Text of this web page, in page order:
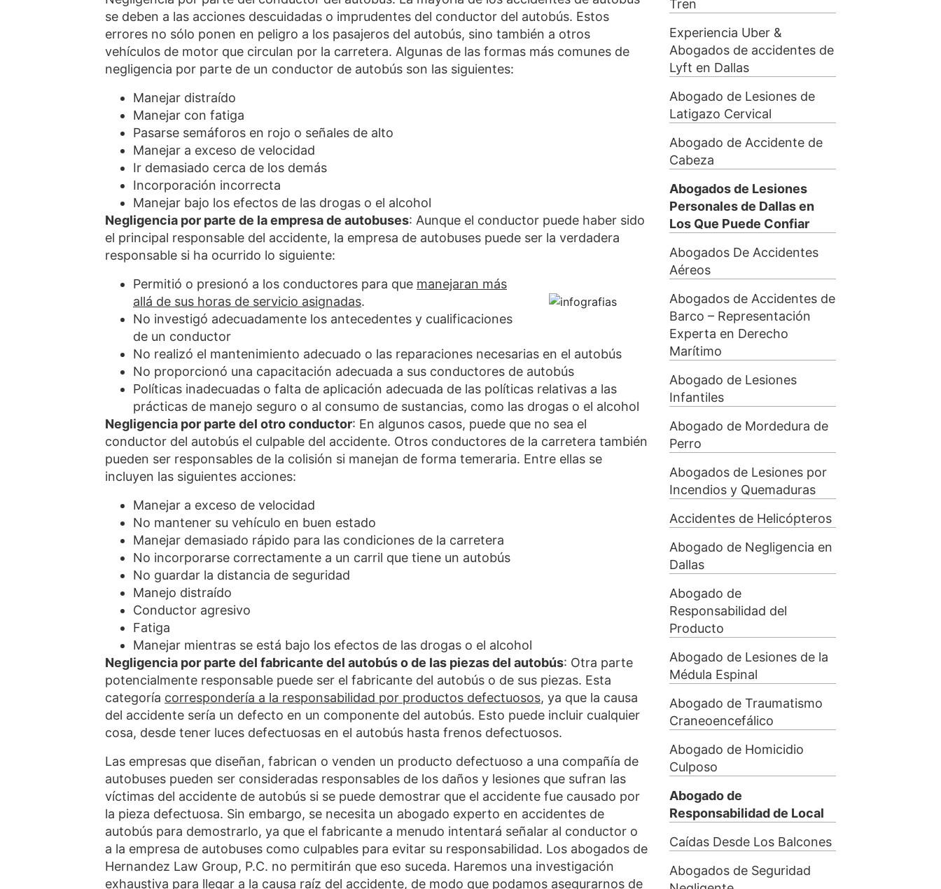
se deben a las acciones descuidadas o imprudentes del conductor del autobús. Estos
errores no sólo ponen en peligro a los pasajeros del autobús, sino también a otros
vehículos de motor que circulan por la carretera. Algunas de las formas más comunes de
negligencia por parte de un conductor de autobús son las siguientes:
Manejar distraído
Manejar con fatiga
Pasarse semáforos en rojo o señales de alto
Manejar a exceso de velocidad
Ir demasiado cerca de los demás
Incorporación incorrecta
Manejar bajo los efectos de las drogas o el alcohol
Negligencia por parte de la empresa de autobuses: Aunque el conductor puede haber sido
el principal responsable del accidente, la empresa de autobuses puede ser la verdadera
responsable si ha ocurrido lo siguiente:
Permitió o presionó a los conductores para que manejaran más
allá de sus horas de servicio asignadas.
No investigó adecuadamente los antecedentes y cualificaciones
de un conductor
No realizó el mantenimiento adecuado o las reparaciones necesarias en el autobús
No proporcionó una capacitación adecuada a sus conductores de autobús
Políticas inadecuadas o falta de aplicación adecuada de las políticas relativas a las
prácticas de manejo seguro o al consumo de sustancias, como las drogas o el alcohol
Negligencia por parte del otro conductor: En algunos casos, puede que no sea el
conductor del autobús el culpable del accidente. Otros conductores de la carretera también
pueden ser responsables de la colisión si manejan de forma temeraria. Entre ellas se
incluyen las siguientes acciones:
Manejar a exceso de velocidad
No mantener su vehículo en buen estado
Manejar demasiado rápido para las condiciones de la carretera
No incorporarse correctamente a un carril que tiene un autobús
No guardar la distancia de seguridad
Manejo distraído
Conductor agresivo
Fatiga
Manejar mientras se está bajo los efectos de las drogas o el alcohol
Negligencia por parte del fabricante del autobús o de las piezas del autobús: Otra parte
potencialmente responsable puede ser el fabricante del autobús o de sus piezas. Esta
categoría correspondería a la responsabilidad por productos defectuosos, ya que la causa
del accidente sería un defecto en un componente del autobús. Esto puede incluir cualquier
cosa, desde tener luces defectuosas en el autobús hasta frenos defectuosos.
Las empresas que diseñan, fabrican o venden un producto defectuoso a una compañía de
autobuses pueden ser consideradas responsables de los daños y lesiones que sufran las
víctimas del accidente de autobús si se puede demostrar que el accidente fue causado por
la pieza defectuosa. Sin embargo, se necesita un abogado experto en accidentes de
autobús para demostrarlo, ya que el fabricante a menudo intentará señalar al conductor o
a la empresa de autobuses como culpables para evitar su responsabilidad. Los abogados de
Hernandez Law Group, P.C. no permitirán que eso suceda. Haremos una investigación
exhaustiva para llegar a la causa raíz del accidente, de modo que podamos asegurarnos de
Tren
Experiencia Uber &
Abogados de accidentes de
Lyft en Dallas
Abogado de Lesiones de
Latigazo Cervical
Abogado de Accidente de
Cabeza
Abogados de Lesiones
Personales de Dallas en
Los Que Puede Confiar
Abogados De Accidentes
Aéreos
Abogados de Accidentes de
Barco – Representación
Experta en Derecho
Marítimo
Abogado de Lesiones
Infantiles
Abogado de Mordedura de
Perro
Abogados de Lesiones por
Incendios y Quemaduras
Accidentes de Helicópteros
Abogado de Negligencia en
Dallas
Abogado de
Responsabilidad del
Producto
Abogado de Lesiones de la
Médula Espinal
Abogado de Traumatismo
Craneoencefálico
Abogado de Homicidio
Culposo
Abogado de
Responsabilidad de Local
Caídas Desde Los Balcones
Abogados de Seguridad